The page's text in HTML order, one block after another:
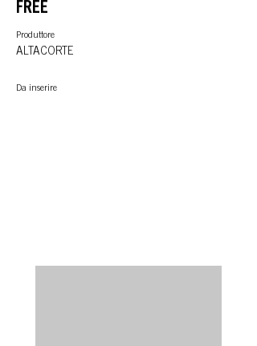
FREE
Produttore
ALTACORTE
Da inserire